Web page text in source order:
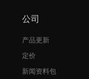
公司
产品更新
定价
新闻资料包